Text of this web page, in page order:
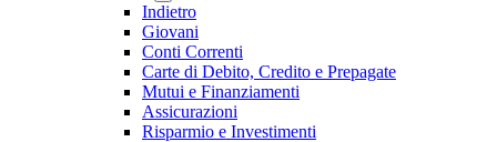
Indietro
Giovani
Conti Correnti
Carte di Debito, Credito e Prepagate
Mutui e Finanziamenti
Assicurazioni
Risparmio e Investimenti